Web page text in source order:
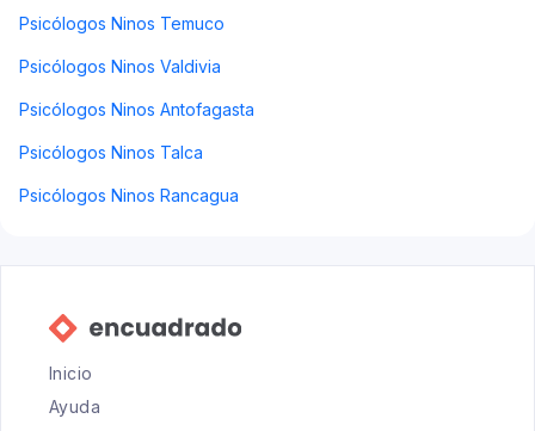
Psicólogos Ninos Temuco
Psicólogos Ninos Valdivia
Psicólogos Ninos Antofagasta
Psicólogos Ninos Talca
Psicólogos Ninos Rancagua
Inicio
Ayuda